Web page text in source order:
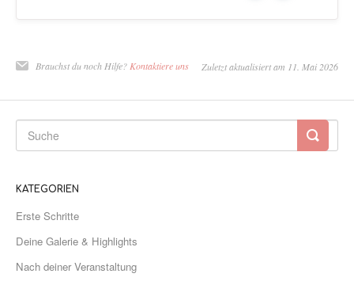
Brauchst du noch Hilfe? Kontaktiere uns Zuletzt aktualisiert am 11. Mai 2026
KATEGORIEN
Erste Schritte
Deine Galerie & Highlights
Nach deiner Veranstaltung